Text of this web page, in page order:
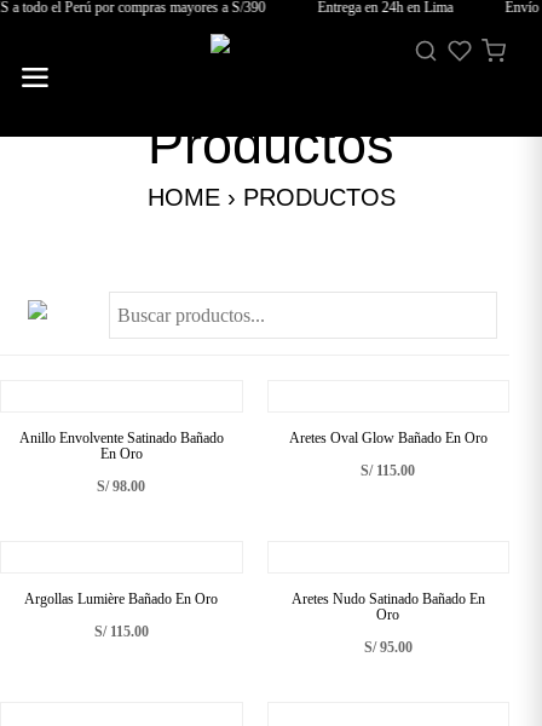
todo el Perú por compras mayores a S/390 Entrega en 24h en Lima Envío
Productos
HOME › PRODUCTOS
Anillo Envolvente Satinado Bañado
En Oro
S/98.00
Aretes Oval Glow Bañado En Oro
S/115.00
Argollas Lumière Bañado En Oro
S/115.00
Aretes Nudo Satinado Bañado En
Oro
S/95.00